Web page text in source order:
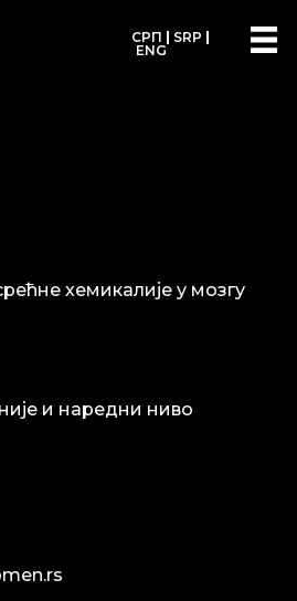
СРП
SRP
ENG
хемикалије у мозгу
и наредни ниво